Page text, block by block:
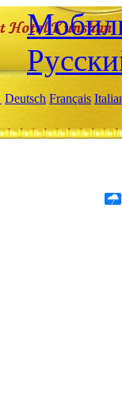
Deutsch Français